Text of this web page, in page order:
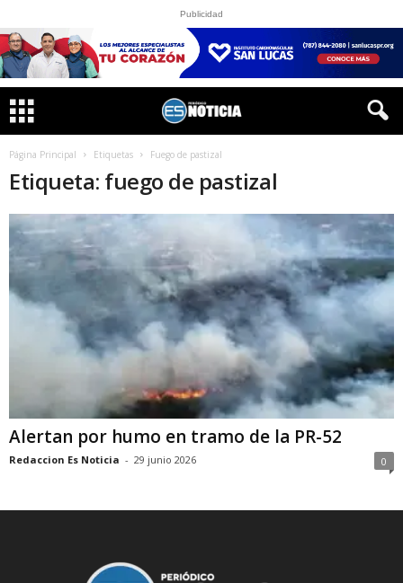
Publicidad
Página Principal Etiquetas Fuego de pastizal
Etiqueta: fuego de pastizal
Alertan por humo en tramo de la PR-52
Redaccion Es Noticia - 29 junio 2026 0